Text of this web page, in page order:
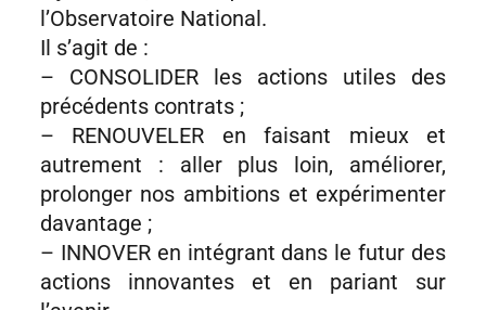
l’Observatoire National.
Il s’agit de :
– CONSOLIDER les actions utiles des
précédents contrats ;
– RENOUVELER en faisant mieux et
autrement : aller plus loin, améliorer,
prolonger nos ambitions et expérimenter
davantage ;
– INNOVER en intégrant dans le futur des
actions innovantes et en pariant sur